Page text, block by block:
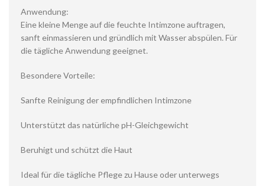
Anwendung:
Eine kleine Menge auf die feuchte Intimzone auftragen,
sanft einmassieren und gründlich mit Wasser abspülen. Für
die tägliche Anwendung geeignet.
Besondere Vorteile:
Sanfte Reinigung der empfindlichen Intimzone
Unterstützt das natürliche pH-Gleichgewicht
Beruhigt und schützt die Haut
Ideal für die tägliche Pflege zu Hause oder unterwegs